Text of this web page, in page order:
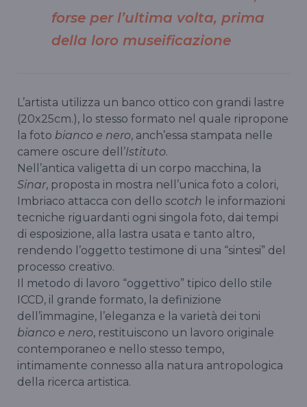
forse per l’ultima volta, prima
della loro museificazione
L’artista utilizza un banco ottico con grandi lastre
(20x25cm.), lo stesso formato nel quale ripropone
la foto bianco e nero, anch’essa stampata nelle
camere oscure dell’Istituto.
Nell’antica valigetta di un corpo macchina, la
Sinar, proposta in mostra nell’unica foto a colori,
Imbriaco attacca con dello scotch le informazioni
tecniche riguardanti ogni singola foto, dai tempi
di esposizione, alla lastra usata e tanto altro,
rendendo l’oggetto testimone di una “sintesi” del
processo creativo.
Il metodo di lavoro “oggettivo” tipico dello stile
ICCD, il grande formato, la definizione
dell’immagine, l’eleganza e la varietà dei toni
bianco e nero, restituiscono un lavoro originale
contemporaneo e nello stesso tempo,
intimamente connesso alla natura antropologica
della ricerca artistica.